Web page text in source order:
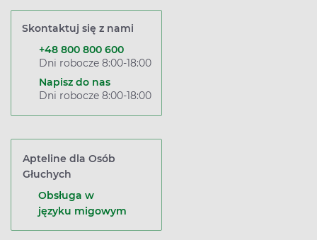
Skontaktuj się z nami
+48 800 800 600
Dni robocze 8:00-18:00
Napisz do nas
Dni robocze 8:00-18:00
Apteline dla Osób
Głuchych
Obsługa w
języku migowym